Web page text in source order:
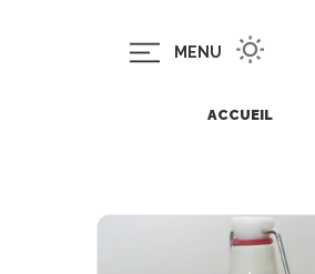
MENU
ACCUEIL